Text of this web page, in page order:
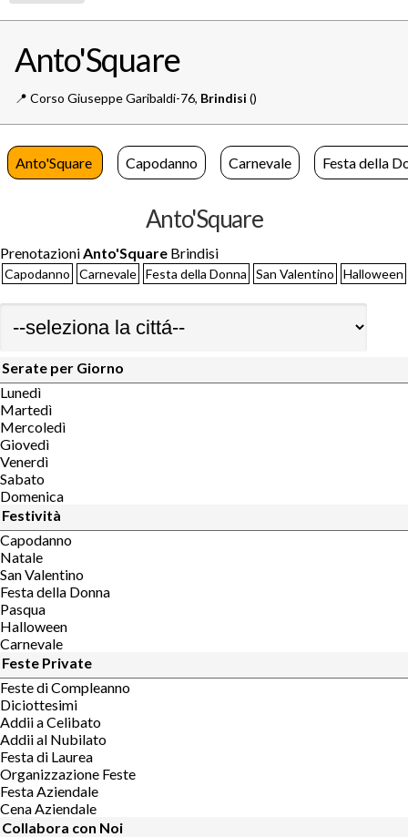
Anto'Square
📍️ Corso Giuseppe Garibaldi-76, Brindisi ()
Anto'Square Capodanno Carnevale Festa della
Anto'Square
Prenotazioni Anto'Square Brindisi
Capodanno Carnevale Festa della Donna San Valentino Halloween
Serate per Giorno
Lunedì
Martedì
Mercoledì
Giovedì
Venerdì
Sabato
Domenica
Festività
Capodanno
Natale
San Valentino
Festa della Donna
Pasqua
Halloween
Carnevale
Feste Private
Feste di Compleanno
Diciottesimi
Addii a Celibato
Addii al Nubilato
Festa di Laurea
Organizzazione Feste
Festa Aziendale
Cena Aziendale
Collabora con Noi